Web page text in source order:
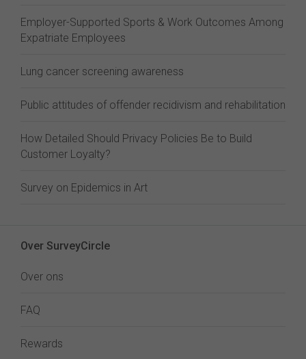
Employer-Supported Sports & Work Outcomes Among
Expatriate Employees
Lung cancer screening awareness
Public attitudes of offender recidivism and rehabilitation
How Detailed Should Privacy Policies Be to Build
Customer Loyalty?
Survey on Epidemics in Art
Over SurveyCircle
Over ons
FAQ
Rewards